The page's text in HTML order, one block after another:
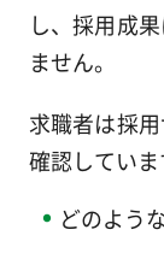
し、採用成
ません。
求職者は採
確認していま
どのよう